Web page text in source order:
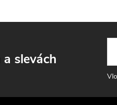
s
a slevách